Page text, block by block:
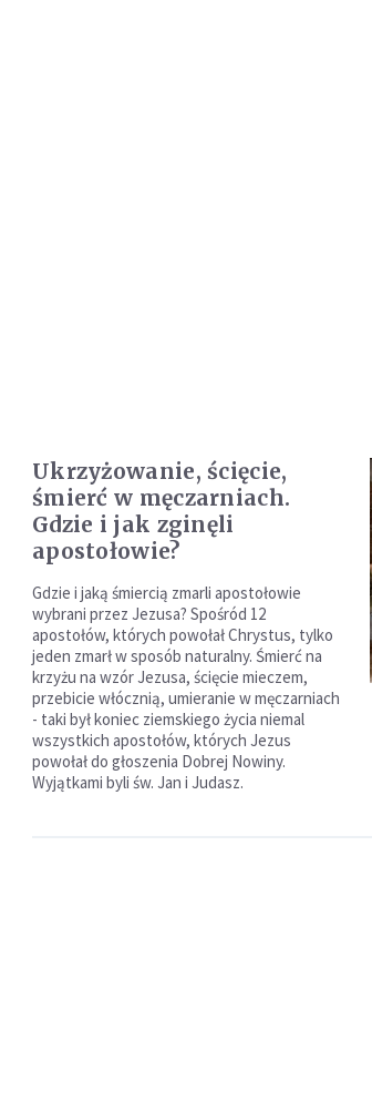
Ukrzyżowanie, ścięcie,
śmierć w męczarniach.
Gdzie i jak zginęli
apostołowie?
Gdzie i jaką śmiercią zmarli apostołowie
wybrani przez Jezusa? Spośród 12
apostołów, których powołał Chrystus, tylko
jeden zmarł w sposób naturalny. Śmierć na
krzyżu na wzór Jezusa, ścięcie mieczem,
przebicie włócznią, umieranie w męczarniach
- taki był koniec ziemskiego życia niemal
wszystkich apostołów, których Jezus
powołał do głoszenia Dobrej Nowiny.
Wyjątkami byli św. Jan i Judasz.